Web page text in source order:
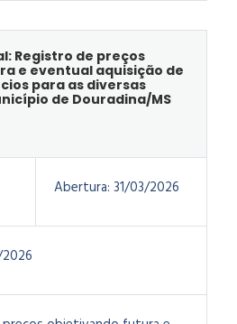
Registro de preços
e eventual aquisição de
para as diversas
de Douradina/MS
Abertura: 31/03/2026